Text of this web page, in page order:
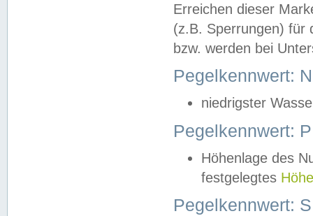
Erreichen dieser
(z.B. Sperrungen) für
bzw. werden bei
Pegelkennwert:
niedrigster
Pegelkennwert:
Höhenlage des
festgelegtes
Pegelkennwert: